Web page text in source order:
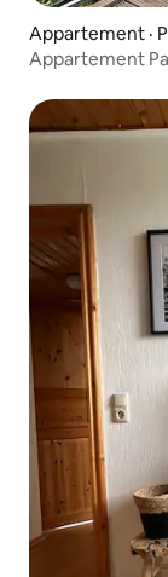
Appartement ·
Appartement